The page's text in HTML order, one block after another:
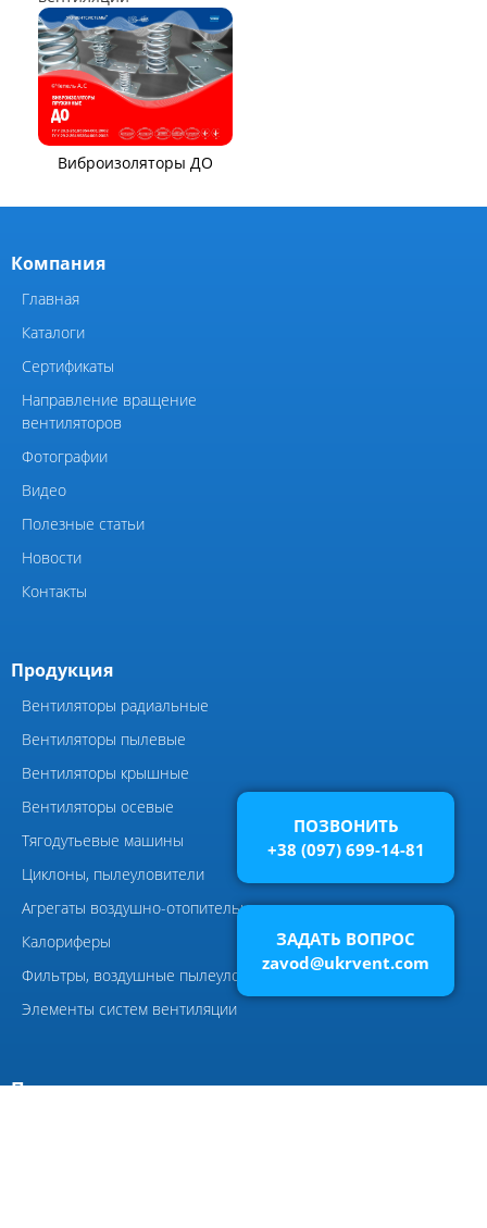
Воздухоохладители и
маслоохладители
вентиляции
Компания
Главная
Каталоги
Сертификаты
Направление вращение
Видео
ПОЗВОНИТЬ
+38 (097) 699-14-81
ЗАДАТЬ ВОПРОС
zavod@ukrvent.com